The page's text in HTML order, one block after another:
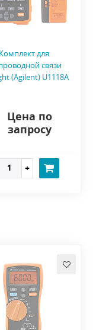
Комплект для
связи
(Agilent) U1118A
Цена по
запросу